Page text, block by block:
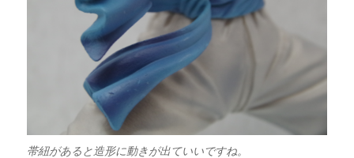
帯紐があると造形に動きが出ていいですね。